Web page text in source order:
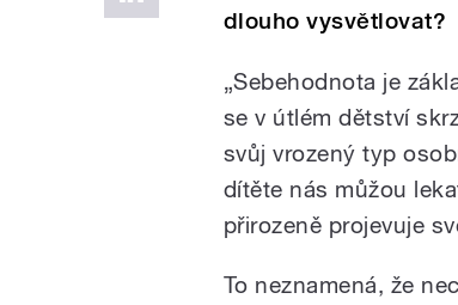
dlouho vysvětlovat?
„Sebehodnota je
se v útlém dětství
svůj vrozený typ
dítěte nás můžou
přirozeně projevuje
To neznamená, že